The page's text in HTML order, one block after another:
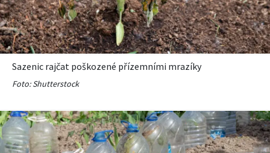
KVÍZY A TESTY
Sazenic rajčat poškozené přízemními mrazíky
Foto: Shutterstock